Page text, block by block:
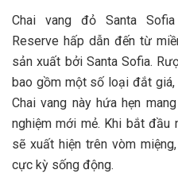
Chai vang đỏ Santa
Reserve hấp dẫn đến từ
sản xuất bởi Santa Sofia.
bao gồm một số loại đắt
Chai vang này hứa hẹn
nghiệm mới mẻ. Khi bắt đầu
sẽ xuất hiện trên vòm
cực kỳ sống động.